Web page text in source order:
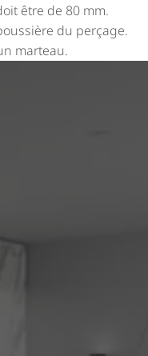
être de 80 mm.
du perçage.
marteau.